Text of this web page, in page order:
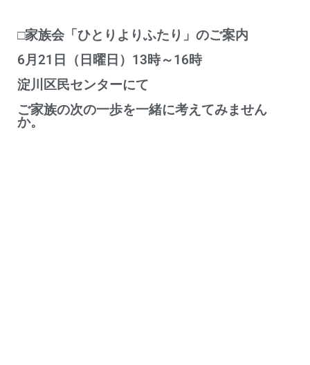
□家族会「ひとりよりふたり」のご案内
6月21日（日曜日）13時～16時
淀川区民センターにて
ご家族の次の一歩を一緒に考えてみません
か。